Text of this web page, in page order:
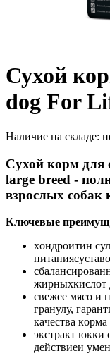
Сухой
dog For
Наличие на складе:
Сухой корм для
large breed -
взрослых собак
Ключевые
хoндрoитин
жирныхкислoт
свeжee мясo и
грaнулу,
кaчeствa кoрмa
экстрaкт юкки
дeйствиeи